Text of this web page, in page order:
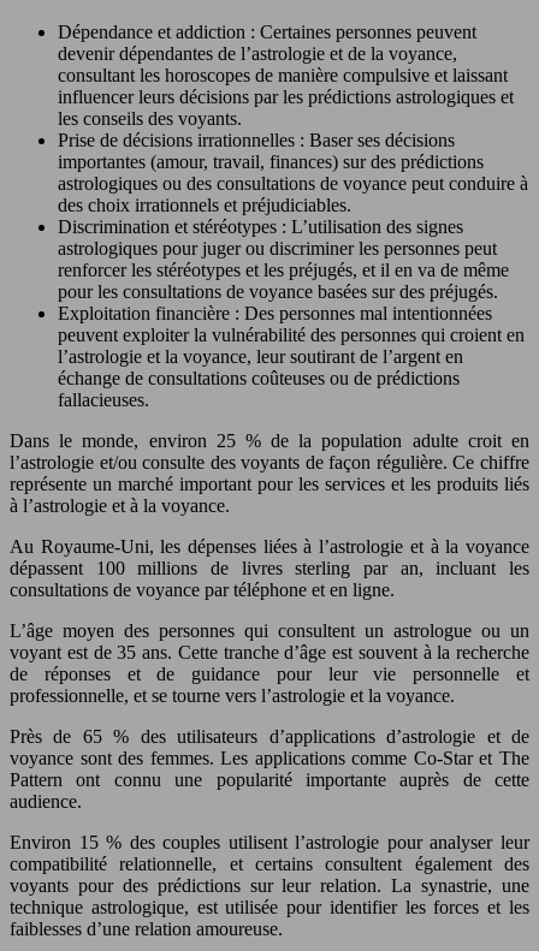
Dépendance et addiction : Certaines personnes peuvent
devenir dépendantes de l’astrologie et de la voyance,
consultant les horoscopes de manière compulsive et laissant
influencer leurs décisions par les prédictions astrologiques et
les conseils des voyants.
Prise de décisions irrationnelles : Baser ses décisions
importantes (amour, travail, finances) sur des prédictions
astrologiques ou des consultations de voyance peut conduire à
des choix irrationnels et préjudiciables.
Discrimination et stéréotypes : L’utilisation des signes
astrologiques pour juger ou discriminer les personnes peut
renforcer les stéréotypes et les préjugés, et il en va de même
pour les consultations de voyance basées sur des préjugés.
Exploitation financière : Des personnes mal intentionnées
peuvent exploiter la vulnérabilité des personnes qui croient en
l’astrologie et la voyance, leur soutirant de l’argent en
échange de consultations coûteuses ou de prédictions
fallacieuses.
Dans le monde, environ 25 % de la population adulte croit en
l’astrologie et/ou consulte des voyants de façon régulière. Ce chiffre
représente un marché important pour les services et les produits liés
à l’astrologie et à la voyance.
Au Royaume-Uni, les dépenses liées à l’astrologie et à la voyance
dépassent 100 millions de livres sterling par an, incluant les
consultations de voyance par téléphone et en ligne.
L’âge moyen des personnes qui consultent un astrologue ou un
voyant est de 35 ans. Cette tranche d’âge est souvent à la recherche
de réponses et de guidance pour leur vie personnelle et
professionnelle, et se tourne vers l’astrologie et la voyance.
Près de 65 % des utilisateurs d’applications d’astrologie et de
voyance sont des femmes. Les applications comme Co-Star et The
Pattern ont connu une popularité importante auprès de cette
audience.
Environ 15 % des couples utilisent l’astrologie pour analyser leur
compatibilité relationnelle, et certains consultent également des
voyants pour des prédictions sur leur relation. La synastrie, une
technique astrologique, est utilisée pour identifier les forces et les
faiblesses d’une relation amoureuse.